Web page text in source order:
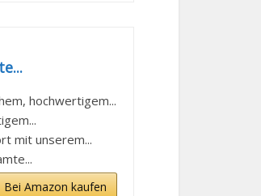
hochwertigem...
mit unserem...
Bei Amazon kaufen